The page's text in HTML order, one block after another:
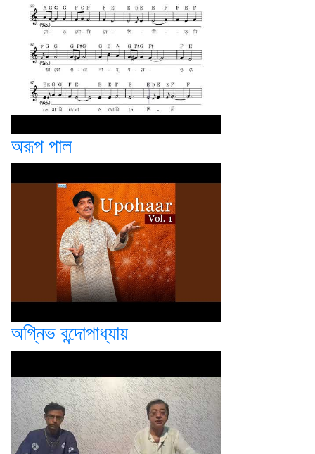
অরূপ পাল
অগ্নিভ বন্দোপাধ্যায়